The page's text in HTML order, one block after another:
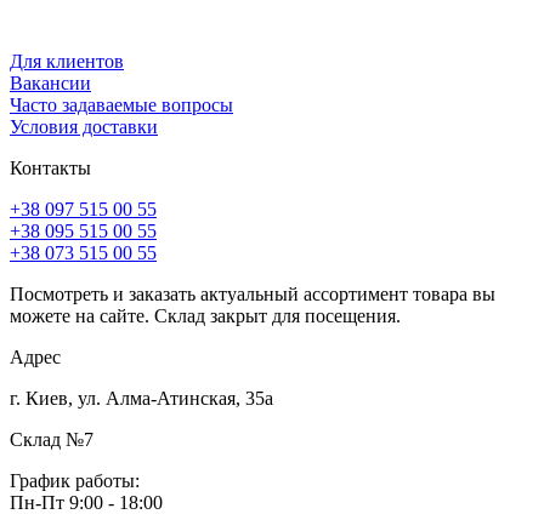
Для клиентов
Вакансии
Часто задаваемые вопросы
Условия доставки
Контакты
+38 097 515 00 55
+38 095 515 00 55
+38 073 515 00 55
Посмотреть и заказать актуальный ассортимент товара вы
можете на сайте. Склад закрыт для посещения.
Адрес
г. Киев, ул. Алма-Атинская, 35а
Склад №7
График работы:
Пн-Пт 9:00 - 18:00